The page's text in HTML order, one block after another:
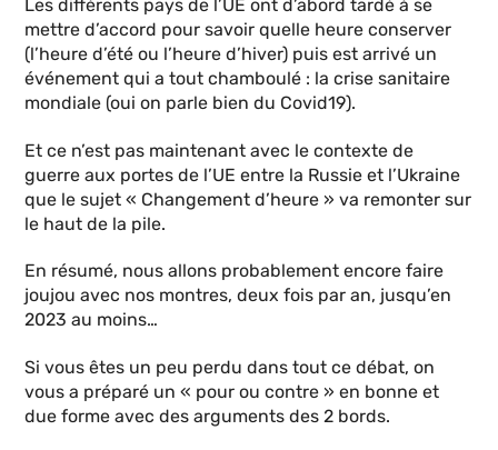
Les différents pays de l’UE ont d’abord tardé à se
mettre d’accord pour savoir quelle heure conserver
(l’heure d’été ou l’heure d’hiver) puis est arrivé un
événement qui a tout chamboulé : la crise sanitaire
mondiale (oui on parle bien du Covid19).
Et ce n’est pas maintenant avec le contexte de
guerre aux portes de l’UE entre la Russie et l’Ukraine
que le sujet « Changement d’heure » va remonter sur
le haut de la pile.
En résumé, nous allons probablement encore faire
joujou avec nos montres, deux fois par an, jusqu’en
2023 au moins…
Si vous êtes un peu perdu dans tout ce débat, on
vous a préparé un « pour ou contre » en bonne et
due forme avec des arguments des 2 bords.